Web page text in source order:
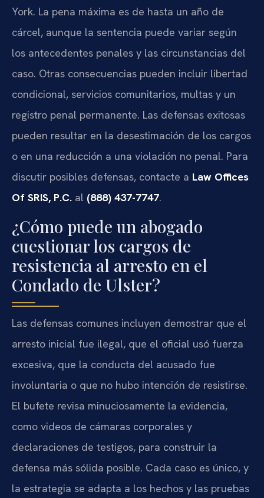
York. La pena máxima es de hasta un año de
cárcel, aunque la sentencia puede variar según
los antecedentes penales y las circunstancias del
caso. Otras consecuencias pueden incluir libertad
condicional, servicios comunitarios, multas y un
registro penal permanente. Las defensas exitosas
pueden resultar en la desestimación de los cargos
o en una reducción a una violación no penal. Para
discutir posibles defensas, contacte a Law Offices
Of SRIS, P.C. al (888) 437-7747.
¿Cómo puede un abogado
cuestionar los cargos de
resistencia al arresto en el
Condado de Ulster?
Las defensas comunes incluyen demostrar que el
arresto inicial fue ilegal, que el oficial usó fuerza
excesiva, que la conducta del acusado fue
involuntaria o que no hubo intención de resistirse.
El bufete revisa minuciosamente la evidencia,
como videos de cámaras corporales y
declaraciones de testigos, para construir la
defensa más sólida posible. Cada caso es único, y
la estrategia se adapta a los hechos y las pruebas